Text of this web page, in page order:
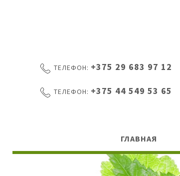
ТЕЛЕФОН: +375 29 683 97 12
ТЕЛЕФОН: +375 44 549 53 65
ГЛАВНАЯ